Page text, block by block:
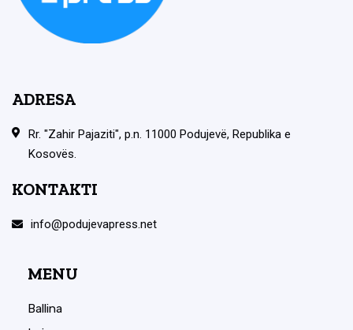
ADRESA
Rr. "Zahir Pajaziti", p.n. 11000 Podujevë, Republika e
Kosovës.
KONTAKTI
info@podujevapress.net
MENU
Ballina